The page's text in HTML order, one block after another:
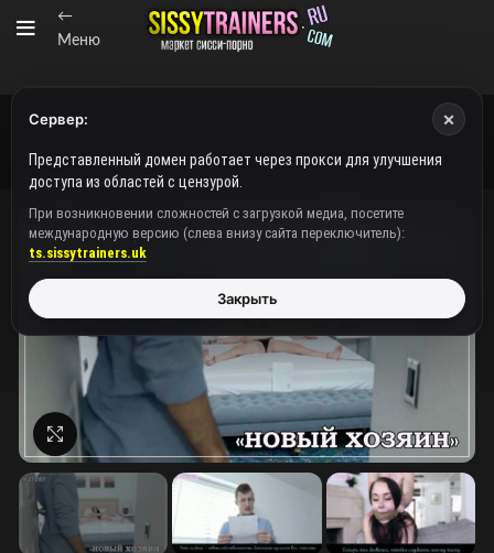
←
Меню
Нажмите, чтобы увеличить
Сервер: ×
Представленный домен работает через прокси для улучшения
доступа из областей с цензурой.
При возникновении сложностей с загрузкой медиа, посетите
международную версию (слева внизу сайта переключитель):
ts.sissytrainers.uk
Закрыть